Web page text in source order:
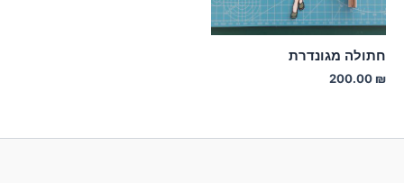
חתולה מגונדרת
200.00 ₪